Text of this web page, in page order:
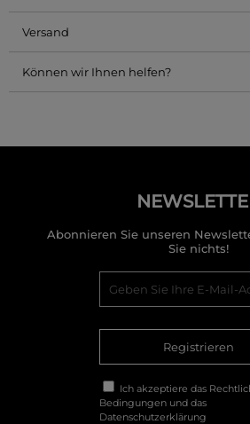
Versand
Können wir Ihnen helfen?
Abonnieren Sie unseren
Sie nichts!
Registrieren
Ich akzeptiere das
Bedingungen und das
Datenschutzerklärung